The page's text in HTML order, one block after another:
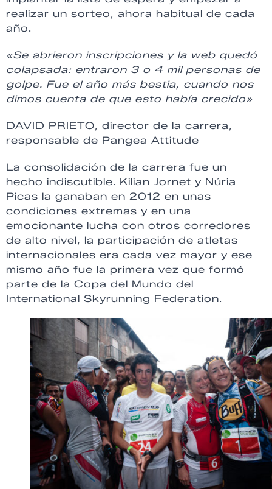
realizar un sorteo, ahora habitual de cada
año.
«Se abrieron inscripciones y la web quedó
colapsada: entraron 3 o 4 mil personas de
golpe. Fue el año más bestia, cuando nos
dimos cuenta de que esto había crecido»
DAVID PRIETO, director de la carrera,
responsable de Pangea Attitude
La consolidación de la carrera fue un
hecho indiscutible. Kilian Jornet y Núria
Picas la ganaban en 2012 en unas
condiciones extremas y en una
emocionante lucha con otros corredores
de alto nivel, la participación de atletas
internacionales era cada vez mayor y ese
mismo año fue la primera vez que formó
parte de la Copa del Mundo del
International Skyrunning Federation.